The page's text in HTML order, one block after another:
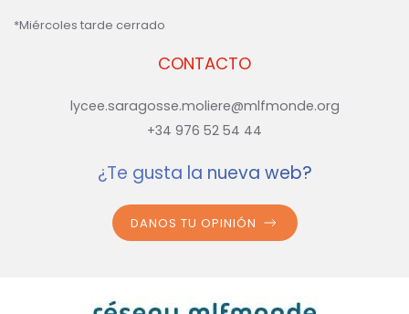
CONTACTO
lycee.saragosse.moliere@mlfmonde.org
+34 976 52 54 44
*Miércoles tarde cerrado
¿Te gusta la nueva web?
DANOS TU OPINIÓN